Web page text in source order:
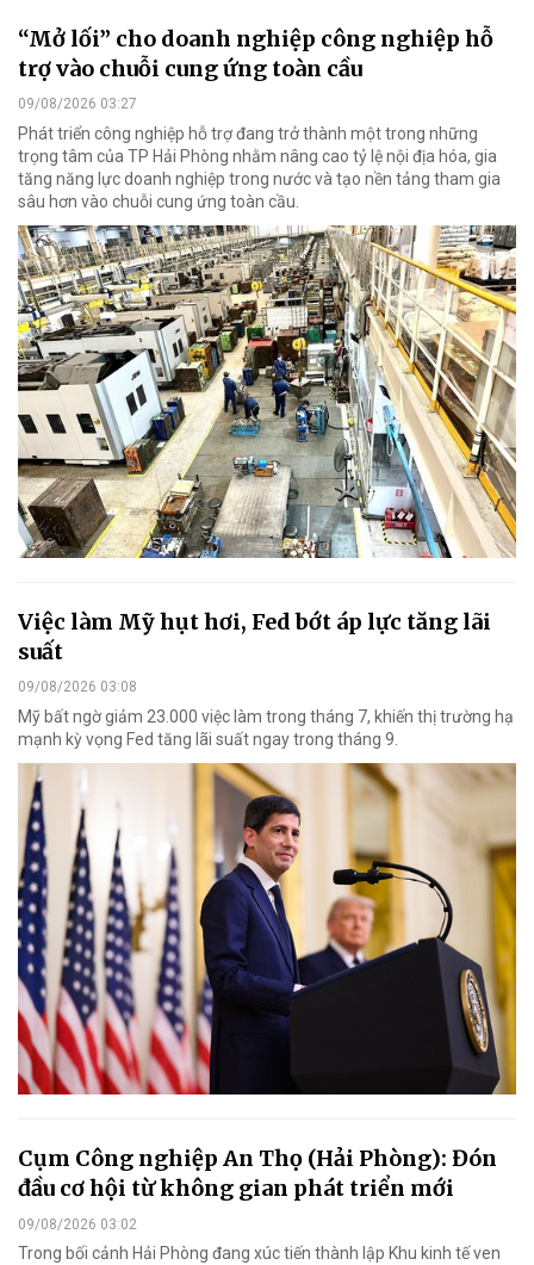
“Mở lối” cho doanh nghiệp công nghiệp hỗ
trợ vào chuỗi cung ứng toàn cầu
09/08/2026 03:27
Phát triển công nghiệp hỗ trợ đang trở thành một trong những
trọng tâm của TP Hải Phòng nhằm nâng cao tỷ lệ nội địa hóa, gia
tăng năng lực doanh nghiệp trong nước và tạo nền tảng tham gia
sâu hơn vào chuỗi cung ứng toàn cầu.
Việc làm Mỹ hụt hơi, Fed bớt áp lực tăng lãi
suất
09/08/2026 03:08
Mỹ bất ngờ giảm 23.000 việc làm trong tháng 7, khiến thị trường hạ
mạnh kỳ vọng Fed tăng lãi suất ngay trong tháng 9.
Cụm Công nghiệp An Thọ (Hải Phòng): Đón
đầu cơ hội từ không gian phát triển mới
09/08/2026 03:02
Trong bối cảnh Hải Phòng đang xúc tiến thành lập Khu kinh tế ven